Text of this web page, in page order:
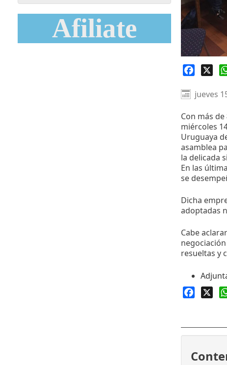
jueves
Con más
miércoles
Uruguaya
asamblea
la delicada
En las
se
Dicha
adoptadas
Cabe
resueltas y
Afiliate